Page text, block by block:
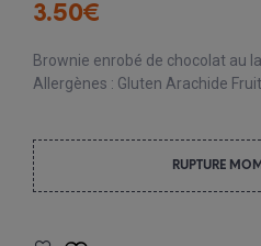
3.50€
Brownie enrobé de chocolat au
Allergènes : Gluten Arachide
RUPTURE